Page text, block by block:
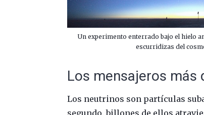
Un experimento enterrado bajo el hielo
escurridizas del
Los mensajeros más
Los neutrinos son partículas
segundo, billones de ellos